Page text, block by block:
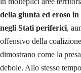
della giunta ed eroso
negli Stati periferici,
offensivo della
dimostrano come la
debole. Allo stesso